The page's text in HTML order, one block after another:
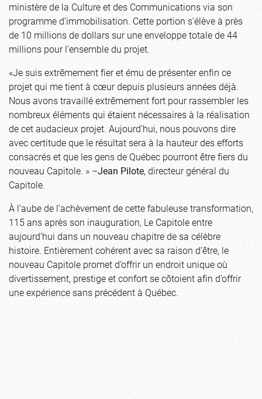
ministère de la Culture et des Communications via son
programme d’immobilisation. Cette portion s’élève à près
de 10 millions de dollars sur une enveloppe totale de 44
millions pour l’ensemble du projet.
«Je suis extrêmement fier et ému de présenter enfin ce
projet qui me tient à cœur depuis plusieurs années déjà.
Nous avons travaillé extrêmement fort pour rassembler les
nombreux éléments qui étaient nécessaires à la réalisation
de cet audacieux projet. Aujourd’hui, nous pouvons dire
avec certitude que le résultat sera à la hauteur des efforts
consacrés et que les gens de Québec pourront être fiers du
nouveau Capitole. » –Jean Pilote, directeur général du
Capitole.
À l’aube de l’achèvement de cette fabuleuse transformation,
115 ans après son inauguration, Le Capitole entre
aujourd’hui dans un nouveau chapitre de sa célèbre
histoire. Entièrement cohérent avec sa raison d’être, le
nouveau Capitole promet d’offrir un endroit unique où
divertissement, prestige et confort se côtoient afin d’offrir
une expérience sans précédent à Québec.